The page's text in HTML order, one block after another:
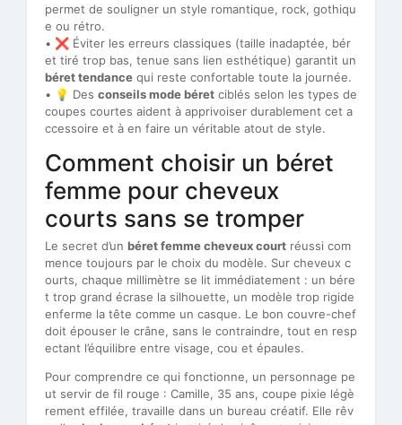
permet de souligner un style romantique, rock, gothiqu
e ou rétro.
• ❌ Éviter les erreurs classiques (taille inadaptée, bér
et tiré trop bas, tenue sans lien esthétique) garantit un
béret tendance qui reste confortable toute la journée.
• 💡 Des conseils mode béret ciblés selon les types de
coupes courtes aident à apprivoiser durablement cet a
ccessoire et à en faire un véritable atout de style.
Comment choisir un béret
femme pour cheveux
courts sans se tromper
Le secret d’un béret femme cheveux court réussi com
mence toujours par le choix du modèle. Sur cheveux c
ourts, chaque millimètre se lit immédiatement : un bére
t trop grand écrase la silhouette, un modèle trop rigide
enferme la tête comme un casque. Le bon couvre-chef
doit épouser le crâne, sans le contraindre, tout en resp
ectant l’équilibre entre visage, cou et épaules.
Pour comprendre ce qui fonctionne, un personnage pe
ut servir de fil rouge : Camille, 35 ans, coupe pixie légè
rement effilée, travaille dans un bureau créatif. Elle rêv